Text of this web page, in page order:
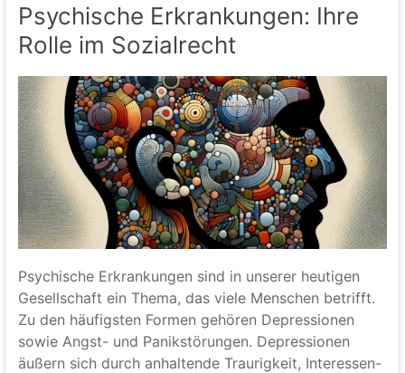
Psychische Erkrankungen: Ihre
Rolle im Sozialrecht
Psychische Erkrankungen sind in unserer heutigen
Gesellschaft ein Thema, das viele Menschen betrifft.
Zu den häufigsten Formen gehören Depressionen
sowie Angst- und Panikstörungen. Depressionen
äußern sich durch anhaltende Traurigkeit, Interessen-